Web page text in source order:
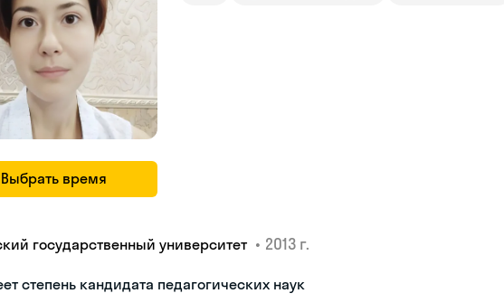
Выбрать время
государственный университет • 2013 г.
степень кандидата педагогических наук